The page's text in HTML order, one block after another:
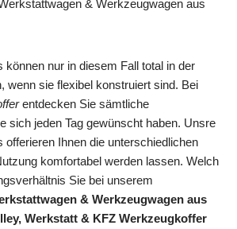
& Werkzeugwagen aus
können nur in diesem Fall total in der
wenn sie flexibel konstruiert sind. Bei
entdecken Sie sämtliche
sich jeden Tag gewünscht haben. Unsre
offerieren Ihnen die unterschiedlichen
komfortabel werden lassen. Welch
Sie bei unserem
& Werkzeugwagen aus
Werkstatt & KFZ Werkzeugkoffer